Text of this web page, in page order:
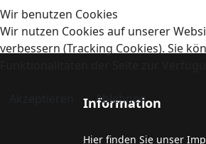
Information
Hier finden Sie unser
Wir benutzen Cookies
Wir nutzen Cookies auf unserer
verbessern (Tracking Cookies). Sie
Ablehnen